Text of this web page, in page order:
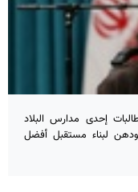
إحدى مدارس البلاد
لبناء مستقبل أفضل